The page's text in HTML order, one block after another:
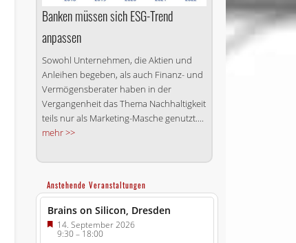
Banken müssen sich ESG-Trend
anpassen
Sowohl Unternehmen, die Aktien und
Anleihen begeben, als auch Finanz- und
Vermögensberater haben in der
Vergangenheit das Thema Nachhaltigkeit
teils nur als Marketing-Masche genutzt....
mehr >>
Anstehende Veranstaltungen
Brains on Silicon, Dresden
14. September 2026
9:30–18:00